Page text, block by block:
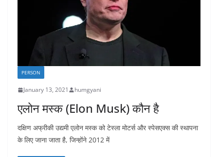
PERSON
January 13, 2021 humgyani
एलोन मस्क (Elon Musk) कौन है
दक्षिण अफ्रीकी उद्यमी एलोन मस्क को टेस्ला मोटर्स और स्पेसएक्स की स्थापना
के लिए जाना जाता है, जिन्होंने 2012 में